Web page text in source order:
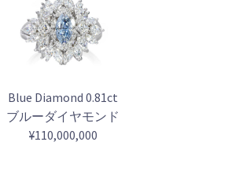
Blue Diamond 0.81ct
ブルーダイヤモンド
¥110,000,000